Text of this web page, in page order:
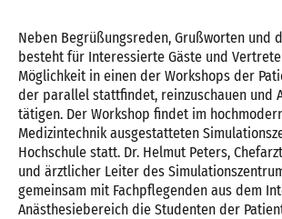
Neben Begrüßungsreden, Grußworten und
besteht für Interessierte Gäste und
Möglichkeit in einen der Workshops der
der parallel stattfindet, reinzuschauen und
tätigen. Der Workshop findet im
Medizintechnik ausgestatteten
Hochschule statt. Dr. Helmut Peters,
und ärztlicher Leiter des
gemeinsam mit Fachpflegenden aus dem
Anästhesiebereich die Studenten der